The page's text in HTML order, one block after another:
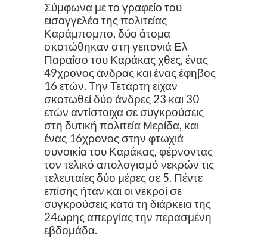
Σύμφωνα με το γραφείο του
εισαγγελέα της πολιτείας
Καράμπομπο, δύο άτομα
σκοτώθηκαν στη γειτονιά Ελ
Παραΐσο του Καράκας χθες, ένας
49χρονος άνδρας και ένας έφηβος
16 ετών. Την Τετάρτη είχαν
σκοτωθεί δύο άνδρες 23 και 30
ετών αντίστοιχα σε συγκρούσεις
στη δυτική πολιτεία Μερίδα, και
ένας 16χρονος στην φτωχιά
συνοικία του Καράκας, φέρνοντας
τον τελικό απολογισμό νεκρών τις
τελευταίες δύο μέρες σε 5. Πέντε
επίσης ήταν και οι νεκροί σε
συγκρούσεις κατά τη διάρκεια της
24ωρης απεργίας την περασμένη
εβδομάδα.